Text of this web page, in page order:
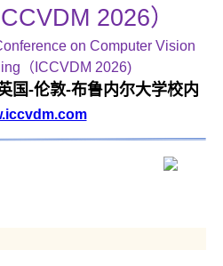
2026）
on Computer Vision
（ICCVDM 2026)
-伦敦-布鲁内尔大学校内
伦敦布鲁内尔大学-Eastern